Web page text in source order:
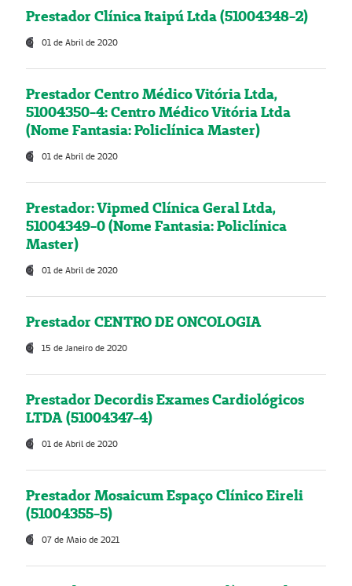
Prestador Clínica Itaipú Ltda (51004348-2)
01 de Abril de 2020
Prestador Centro Médico Vitória Ltda,
51004350-4: Centro Médico Vitória Ltda
(Nome Fantasia: Policlínica Master)
01 de Abril de 2020
Prestador: Vipmed Clínica Geral Ltda,
51004349-0 (Nome Fantasia: Policlínica
Master)
01 de Abril de 2020
Prestador CENTRO DE ONCOLOGIA
15 de Janeiro de 2020
Prestador Decordis Exames Cardiológicos
LTDA (51004347-4)
01 de Abril de 2020
Prestador Mosaicum Espaço Clínico Eireli
(51004355-5)
07 de Maio de 2021